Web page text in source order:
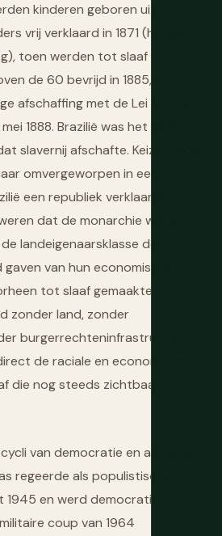
kinderen geboren uit tot
vrij verklaard in 1871 (hoewel
toen werden tot slaaf
de 60 bevrijd in 1885, en
afschaffing met de Lei Áurea
1888. Brazilië was het laatste
slavernij afschafte. Keizer Pedro
omvergeworpen in een
een republiek verklaarde —
dat de monarchie werd
landeigenaarsklasse de
van hun economische
tot slaaf gemaakte
zonder land, zonder
burgerrechteninfrastructuur —
de raciale en economische
die nog steeds zichtbaar zijn in
van democratie en autoritair
regeerde als populistische
en werd democratisch
coup van 1964